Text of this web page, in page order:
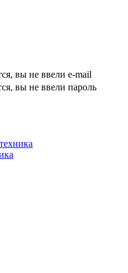
вы не ввели e-mail
вы не ввели пароль